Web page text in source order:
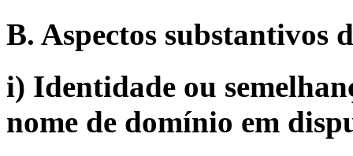
B. Aspectos substantivos
i) Identidade ou
nome de domínio em